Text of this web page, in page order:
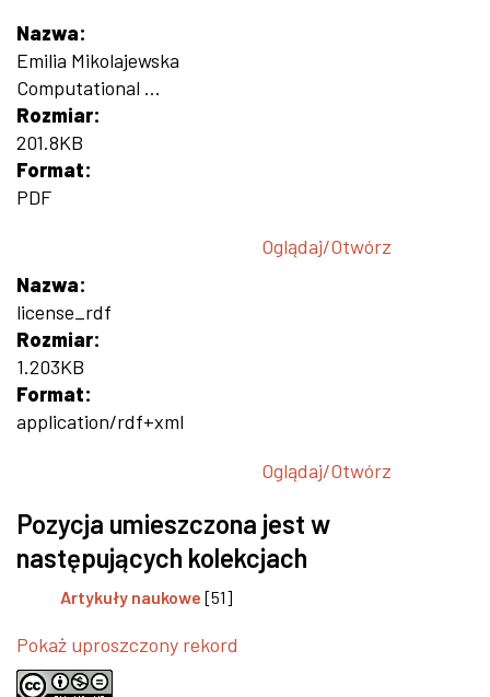
Nazwa:
Emilia Mikolajewska
Computational ...
Rozmiar:
201.8KB
Format:
PDF
Oglądaj/Otwórz
Nazwa:
license_rdf
Rozmiar:
1.203KB
Format:
application/rdf+xml
Oglądaj/Otwórz
Pozycja umieszczona jest w
następujących kolekcjach
Artykuły naukowe [51]
Pokaż uproszczony rekord